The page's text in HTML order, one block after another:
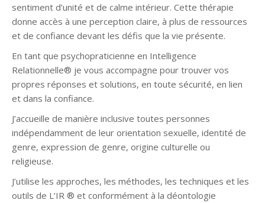
sentiment d’unité et de calme intérieur. Cette thérapie
donne accès à une perception claire, à plus de ressources
et de confiance devant les défis que la vie présente.
En tant que psychopraticienne en Intelligence
Relationnelle® je vous accompagne pour trouver vos
propres réponses et solutions, en toute sécurité, en lien
et dans la confiance.
J’accueille de manière inclusive toutes personnes
indépendamment de leur orientation sexuelle, identité de
genre, expression de genre, origine culturelle ou
religieuse.
J’utilise les approches, les méthodes, les techniques et les
outils de L’IR ® et conformément à la déontologie